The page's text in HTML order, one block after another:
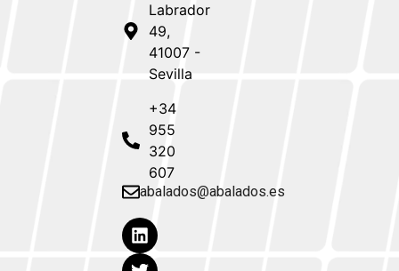
Labrador
49,
41007 -
Sevilla
+34
955
320
607
abalados@abalados.es